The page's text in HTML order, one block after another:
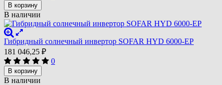
В корзину
В наличии
Гибридный солнечный инвертор SOFAR HYD 6000-EP
181 046,25 ₽
0
В корзину
В наличии